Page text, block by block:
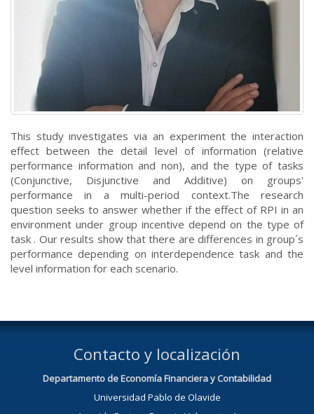
This study investigates via an experiment the interaction
effect between the detail level of information (relative
performance information and non), and the type of tasks
(Conjunctive, Disjunctive and Additive) on groups'
performance in a multi-period context.The research
question seeks to answer whether if the effect of RPI in an
environment under group incentive depend on the type of
task . Our results show that there are differences in group´s
performance depending on interdependence task and the
level information for each scenario.
Contacto y localización
Departamento de Economía Financiera y Contabilidad
Universidad Pablo de Olavide